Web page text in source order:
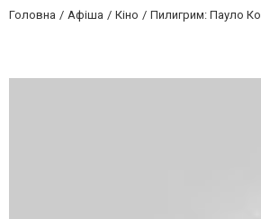
Головна Афіша Кіно Пилигрим: Пауло